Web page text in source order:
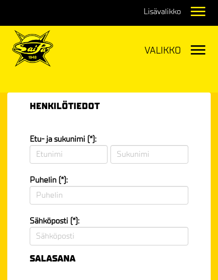
HENKILÖTIEDOT
Etu- ja sukunimi (*):
Puhelin (*):
Sähköposti (*):
SALASANA